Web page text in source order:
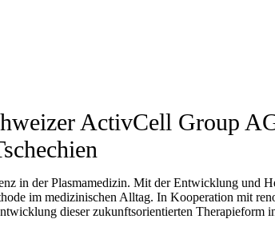
ActivCell Group
in der Plasmamedizin. Mit der Entwicklung und
im medizinischen Alltag. In Kooperation mit
dieser zukunftsorientierten Therapieform